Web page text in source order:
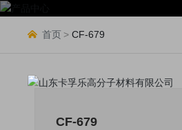
首页 CF-679
CF-679